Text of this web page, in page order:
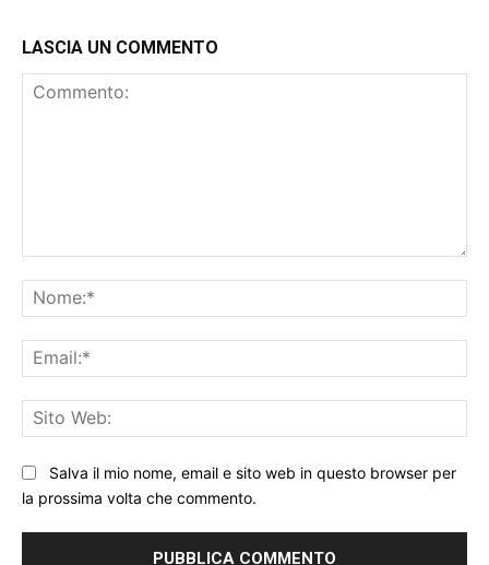
LASCIA UN COMMENTO
Salva il mio nome, email e sito web in questo browser per
la prossima volta che commento.